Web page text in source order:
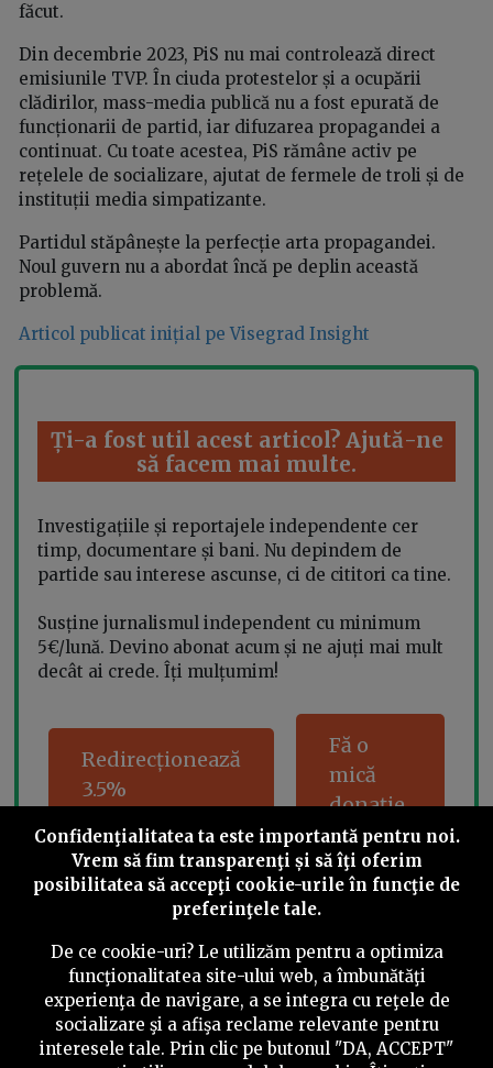
făcut.
Din decembrie 2023, PiS nu mai controlează direct
emisiunile TVP. În ciuda protestelor și a ocupării
clădirilor, mass-media publică nu a fost epurată de
funcționarii de partid, iar difuzarea propagandei a
continuat. Cu toate acestea, PiS rămâne activ pe
rețelele de socializare, ajutat de fermele de troli și de
instituții media simpatizante.
Partidul stăpânește la perfecție arta propagandei.
Noul guvern nu a abordat încă pe deplin această
problemă.
Articol publicat inițial pe Visegrad Insight
Ți-a fost util acest articol? Ajută-ne
să facem mai multe.
Investigațiile și reportajele independente cer
timp, documentare și bani. Nu depindem de
partide sau interese ascunse, ci de cititori ca tine.
Susține jurnalismul independent cu minimum
5€/lună. Devino abonat acum și ne ajuți mai mult
decât ai crede. Îți mulțumim!
Redirecționează
3.5%
Fă o
mică
donație
Share this
©2026PressOne.ro
Confidenţialitatea ta este importantă pentru noi.
Vrem să fim transparenţi și să îţi oferim
posibilitatea să accepţi cookie-urile în funcţie de
preferinţele tale.
De ce cookie-uri? Le utilizăm pentru a optimiza
funcţionalitatea site-ului web, a îmbunătăţi
experienţa de navigare, a se integra cu reţele de
socializare şi a afişa reclame relevante pentru
interesele tale. Prin clic pe butonul "DA, ACCEPT"